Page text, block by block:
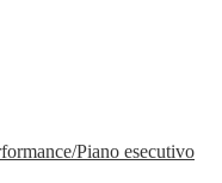
Piano esecutivo